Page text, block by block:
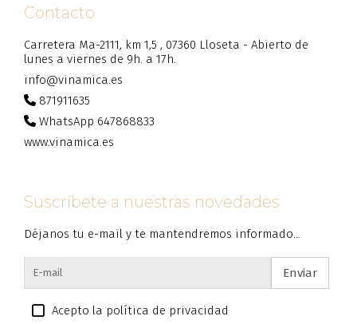
Contacto
Carretera Ma-2111, km 1,5 , 07360 Lloseta - Abierto de
lunes a viernes de 9h. a 17h.
info@vinamica.es
871911635
WhatsApp 647868833
www.vinamica.es
Suscríbete a nuestras novedades
Déjanos tu e-mail y te mantendremos informado...
Enviar
Acepto la política de privacidad